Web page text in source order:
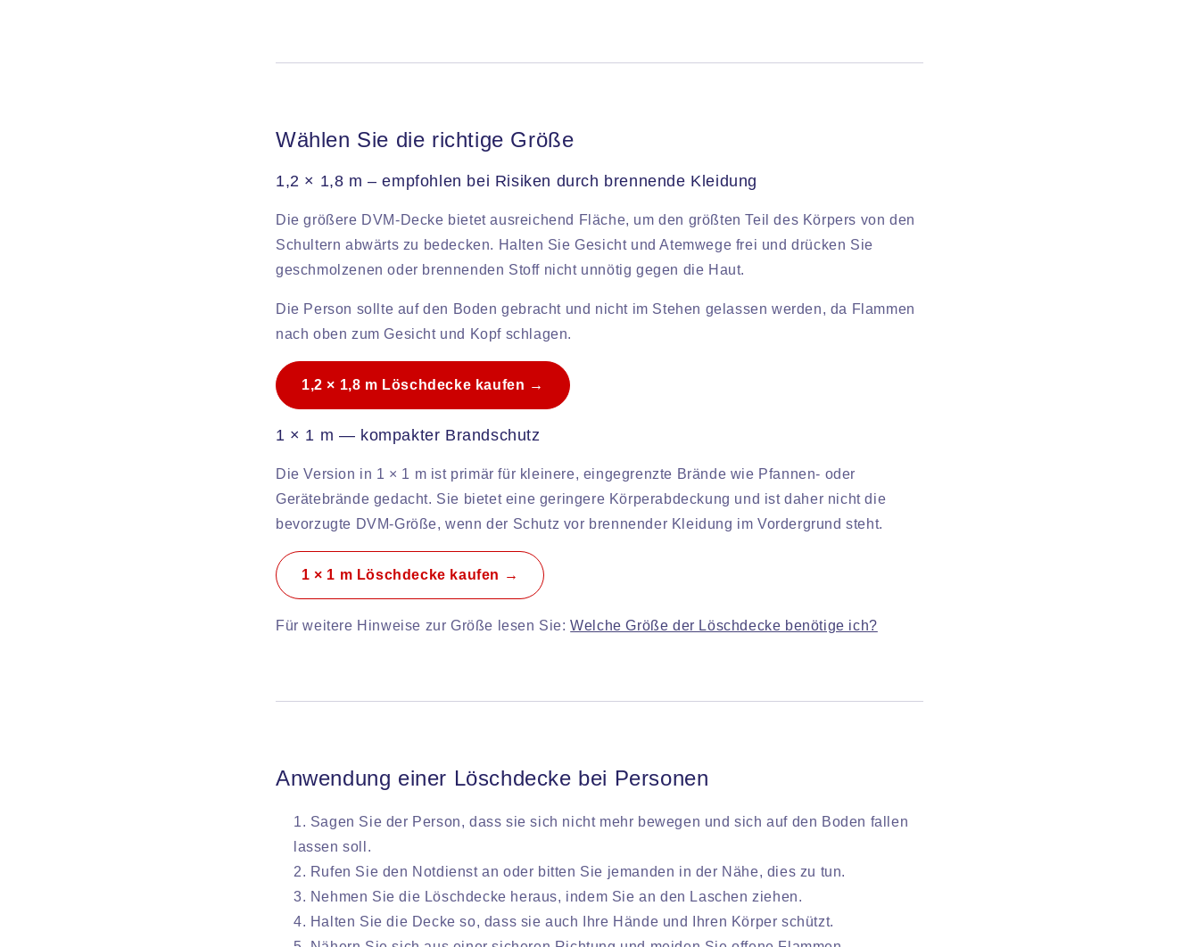
Wählen Sie die richtige Größe
1,2 × 1,8 m – empfohlen bei Risiken durch brennende Kleidung
Die größere DVM-Decke bietet ausreichend Fläche, um den größten Teil des Körpers von den
Schultern abwärts zu bedecken. Halten Sie Gesicht und Atemwege frei und drücken Sie
geschmolzenen oder brennenden Stoff nicht unnötig gegen die Haut.
Die Person sollte auf den Boden gebracht und nicht im Stehen gelassen werden, da Flammen
nach oben zum Gesicht und Kopf schlagen.
1,2 × 1,8 m Löschdecke kaufen →
1 × 1 m — kompakter Brandschutz
Die Version in 1 × 1 m ist primär für kleinere, eingegrenzte Brände wie Pfannen- oder
Gerätebrände gedacht. Sie bietet eine geringere Körperabdeckung und ist daher nicht die
bevorzugte DVM-Größe, wenn der Schutz vor brennender Kleidung im Vordergrund steht.
1 × 1 m Löschdecke kaufen →
Für weitere Hinweise zur Größe lesen Sie:Welche Größe der Löschdecke benötige ich?
Anwendung einer Löschdecke bei Personen
Sagen Sie der Person, dass sie sich nicht mehr bewegen und sich auf den Boden fallen
lassen soll.
Rufen Sie den Notdienst an oder bitten Sie jemanden in der Nähe, dies zu tun.
Nehmen Sie die Löschdecke heraus, indem Sie an den Laschen ziehen.
Halten Sie die Decke so, dass sie auch Ihre Hände und Ihren Körper schützt.